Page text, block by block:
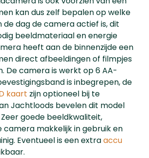
kan dus zelf bepalen op welke
dag de camera actief is, dit
beeldmateriaal en energie
heeft aan de binnenzijde een
direct afbeeldingen of filmpjes
De camera is werkt op 6 AA-
is inbegrepen, de
kaart zijn optioneel bij te
Jachtloods bevelen dit model
goede beeldkwaliteit,
camera makkelijk in gebruik en
Eventueel is een extraaccu